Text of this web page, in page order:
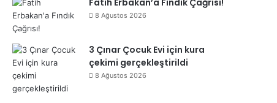
Fatih Erbakan’a Fındık Çağrısı!
8 Ağustos 2026
3 Çınar Çocuk Evi için kura
çekimi gerçekleştirildi
8 Ağustos 2026